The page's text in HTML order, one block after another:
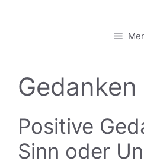
Gedanken
Positive
Sinn oder